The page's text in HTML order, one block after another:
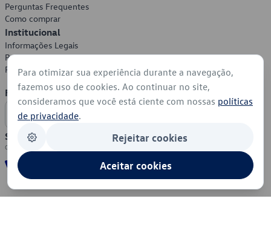
Perguntas Frequentes
Como comprar
Institucional
Informações Legais
Política de Privacidade
Política de Cookies
Formas de Pagamento
Segurança
Para otimizar sua experiência durante a navegação,
fazemos uso de cookies. Ao continuar no site,
consideramos que você está ciente com nossas políticas
de privacidade.
Rejeitar cookies
Aceitar cookies